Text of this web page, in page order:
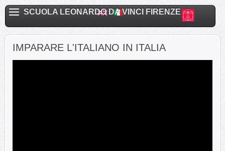
SCUOLA LEONARDO DA VINCI FIRENZE
IMPARARE L'ITALIANO IN ITALIA